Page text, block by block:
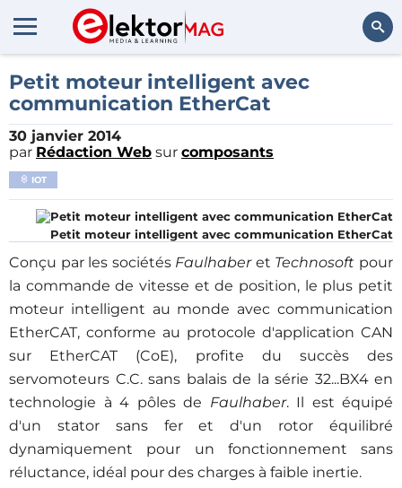
Petit moteur intelligent avec
communication EtherCat
30 janvier 2014
par Rédaction Web sur composants
IOT
Petit moteur intelligent avec communication EtherCat
Conçu par les sociétés Faulhaberet Technosoft pour
la commande de vitesse et de position, le plus petit
moteur intelligent au monde avec communication
EtherCAT, conforme au protocole d'application CAN
sur EtherCAT (CoE), profite du succès des
servomoteurs C.C. sans balais de la série 32...BX4 en
technologie à 4 pôles de Faulhaber. Il est équipé
d'un stator sans fer et d'un rotor équilibré
dynamiquement pour un fonctionnement sans
réluctance, idéal pour des charges à faible inertie.